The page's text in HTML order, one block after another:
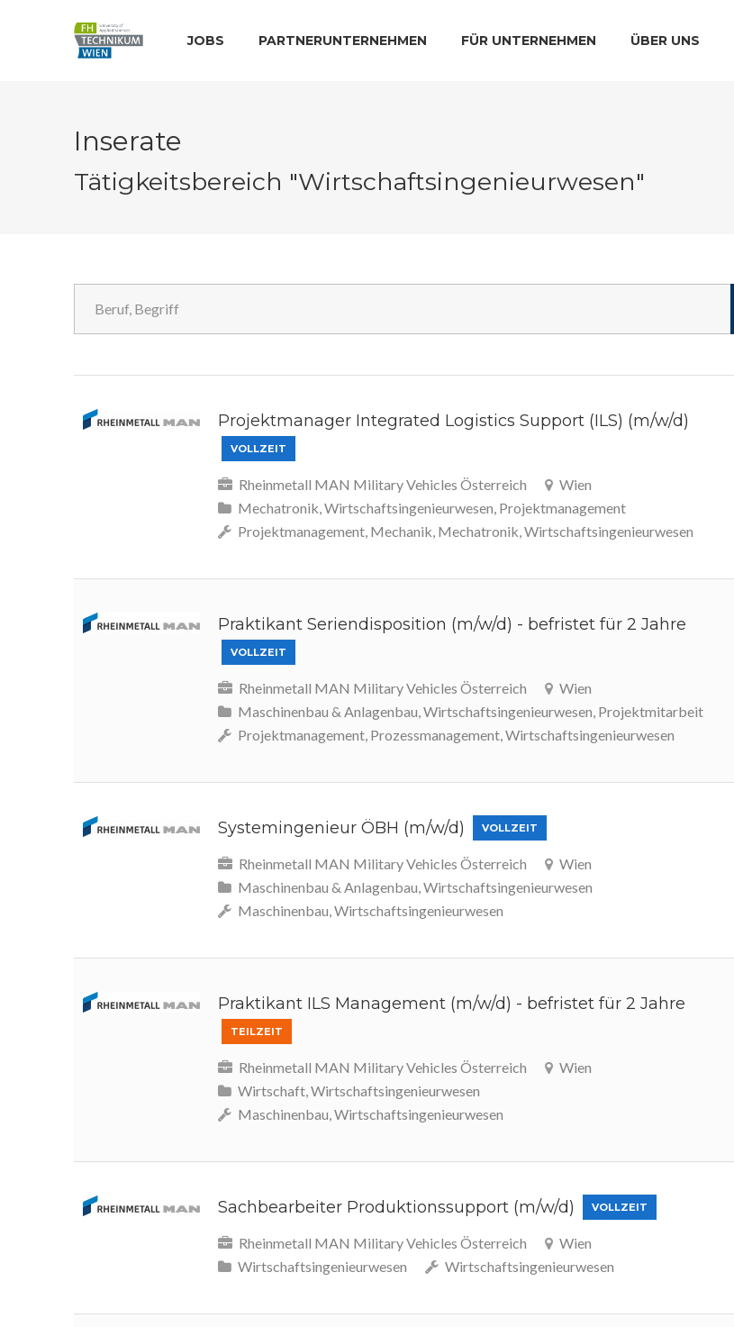
JOBS PARTNERUNTERNEHMEN FÜR UNTERNEHMEN ÜBER UNS
Inserate
Tätigkeitsbereich "Wirtschaftsingenieurwesen"
Projektmanager Integrated Logistics Support (ILS) (m/w/d)
VOLLZEIT
Rheinmetall MAN Military Vehicles Österreich
Wien
Mechatronik, Wirtschaftsingenieurwesen, Projektmanagement
Projektmanagement, Mechanik, Mechatronik, Wirtschaftsingenieurwesen
Praktikant Seriendisposition (m/w/d) - befristet für 2 Jahre
VOLLZEIT
Rheinmetall MAN Military Vehicles Österreich
Wien
Maschinenbau & Anlagenbau, Wirtschaftsingenieurwesen, Projektmitarbeit
Projektmanagement, Prozessmanagement, Wirtschaftsingenieurwesen
Systemingenieur ÖBH (m/w/d) VOLLZEIT
Rheinmetall MAN Military Vehicles Österreich
Wien
Maschinenbau & Anlagenbau, Wirtschaftsingenieurwesen
Maschinenbau, Wirtschaftsingenieurwesen
Praktikant ILS Management (m/w/d) - befristet für 2 Jahre
TEILZEIT
Rheinmetall MAN Military Vehicles Österreich
Wien
Wirtschaft, Wirtschaftsingenieurwesen
Maschinenbau, Wirtschaftsingenieurwesen
Sachbearbeiter Produktionssupport (m/w/d) VOLLZEIT
Rheinmetall MAN Military Vehicles Österreich
Wien
Wirtschaftsingenieurwesen
Wirtschaftsingenieurwesen